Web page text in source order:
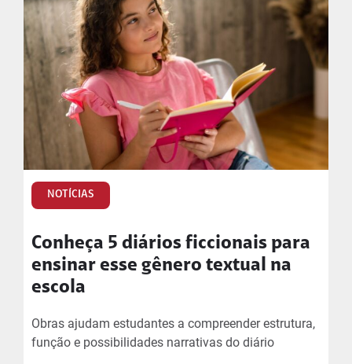
NOTÍCIAS
Conheça 5 diários ficcionais para
ensinar esse gênero textual na
escola
Obras ajudam estudantes a compreender estrutura,
função e possibilidades narrativas do diário